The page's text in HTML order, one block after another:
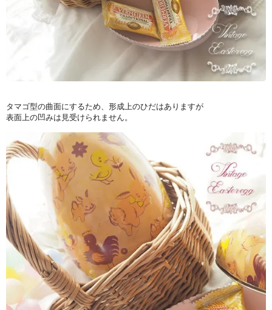
タマゴ型の曲面にするため、形成上のひだはありますが
表面上の凹みは見受けられません。